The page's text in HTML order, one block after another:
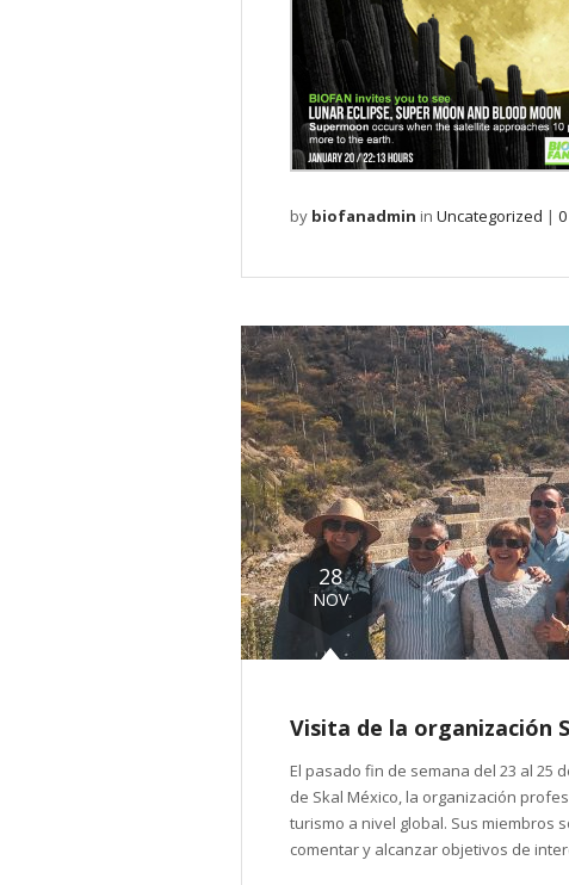
by biofanadmin in Uncategorized |
28
NOV
Visita de la organización
El pasado fin de semana del 23 al 25
de Skal México, la organización
turismo a nivel global. Sus miembros
comentar y alcanzar objetivos de